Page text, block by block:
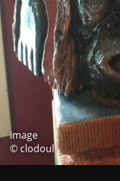
image
© clodoul